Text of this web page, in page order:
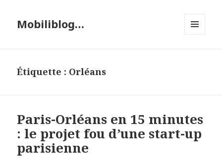
Mobiliblog…
Étiquette : Orléans
Paris-Orléans en 15 minutes
: le projet fou d’une start-up
parisienne